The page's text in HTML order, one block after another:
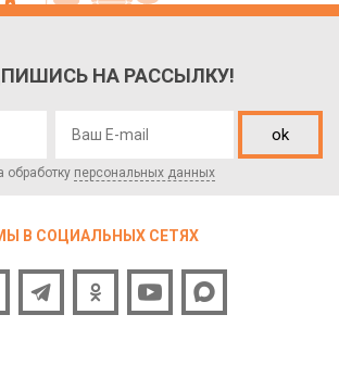
НА РАССЫЛКУ!
ok
обработку персональных данных
В СОЦИАЛЬНЫХ СЕТЯХ